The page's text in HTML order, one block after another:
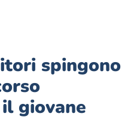
spingono
giovane